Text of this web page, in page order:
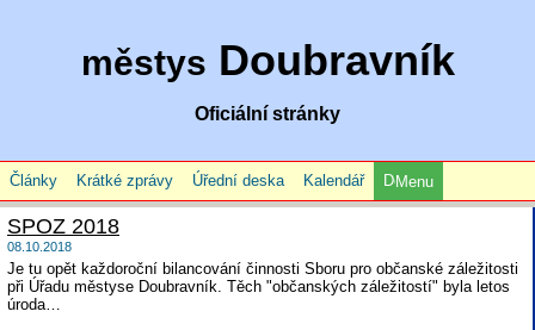
městys Doubravník
Oficiální stránky
Články Krátké zprávy Úřední deska Kalendář Menu
SPOZ 2018
08.10.2018
Je tu opět každoroční bilancování činnosti Sboru pro občanské záležitosti
při Úřadu městyse Doubravník. Těch "občanských záležitostí" byla letos
úroda…